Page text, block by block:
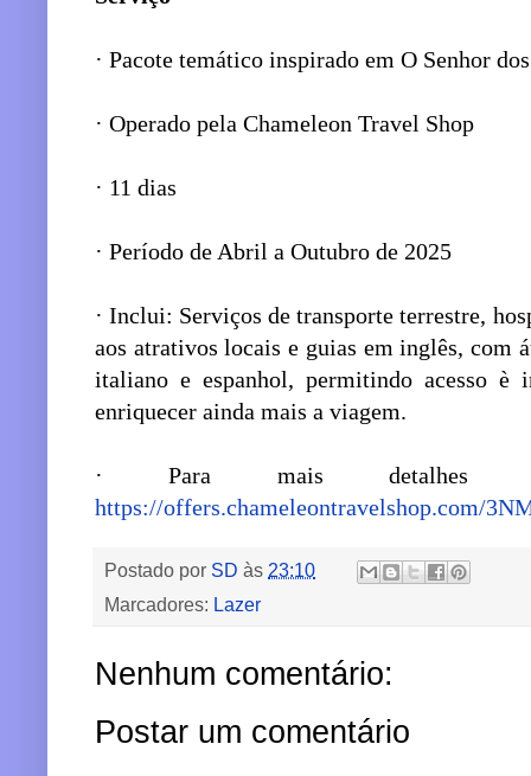
· Pacote temático inspirado em O Senhor
· Operado pela Chameleon Travel Shop
· 11 dias
· Período de Abril a Outubro de 2025
· Inclui: Serviços de transporte terrestre,
aos atrativos locais e guias em inglês, com
italiano e espanhol, permitindo acesso è
enriquecer ainda mais a viagem.
· Para mais detalhes da
https://offers.chameleontravelshop.com/
Postado por SD às 23:10
Marcadores: Lazer
Nenhum comentário:
Postar um comentário